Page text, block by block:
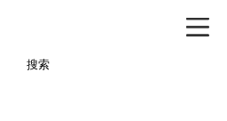
搜索